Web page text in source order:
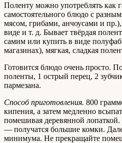
Поленту можно употреблять как
самостоятельного блюдо с
мясом, грибами, анчоусами и
виде и т. д. Бывает твёрдая
самим или купить в виде
магазинах), мягкая, сладкая
Готовится блюдо очень просто.
поленты, 1 острый перец, 2
пармезана.
Способ приготовления. 800
кипения, а затем медленно
помешивая деревянной
— получатся большие комки.
минимума. Не прекращайте